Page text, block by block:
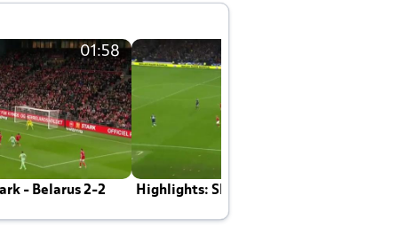
01:58
- Belarus 2-2 Highlights: Skotland - Danmark 4-2